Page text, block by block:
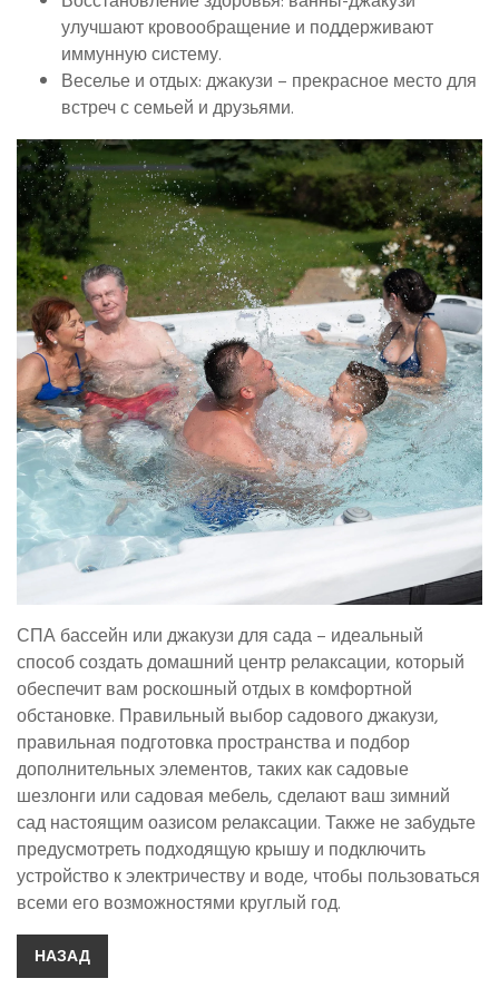
улучшают кровообращение и поддерживают
иммунную систему.
Веселье и отдых: джакузи – прекрасное место для
встреч с семьей и друзьями.
СПА бассейн или джакузи для сада – идеальный
способ создать домашний центр релаксации, который
обеспечит вам роскошный отдых в комфортной
обстановке. Правильный выбор садового джакузи,
правильная подготовка пространства и подбор
дополнительных элементов, таких как садовые
шезлонги или садовая мебель, сделают ваш зимний
сад настоящим оазисом релаксации. Также не забудьте
предусмотреть подходящую крышу и подключить
устройство к электричеству и воде, чтобы пользоваться
всеми его возможностями круглый год.
НАЗАД